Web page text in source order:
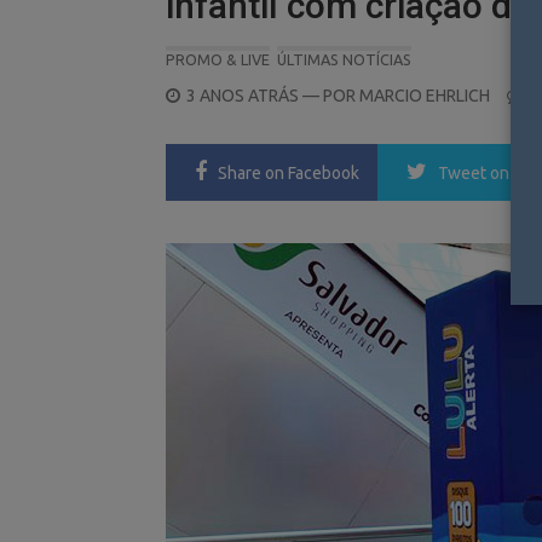
PROMO & LIVE ÚLTIMAS NOTÍCIAS
POSTED
3 ANOS ATRÁS — POR MARCIO EHRLICH
Share on Facebook Tweet on